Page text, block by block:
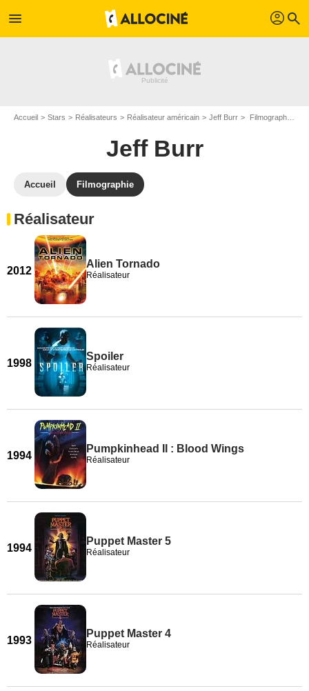
menu profil search
Accueil Stars Réalisateurs Réalisateur américain Jeff Burr Filmographie Jeff Burr
Jeff Burr
Accueil Filmographie
Réalisateur
2012
Alien Tornado
Réalisateur
1998
Spoiler
Réalisateur
1994
Pumpkinhead II : Blood Wings
Réalisateur
1994
Puppet Master 5
Réalisateur
1993
Puppet Master 4
Réalisateur